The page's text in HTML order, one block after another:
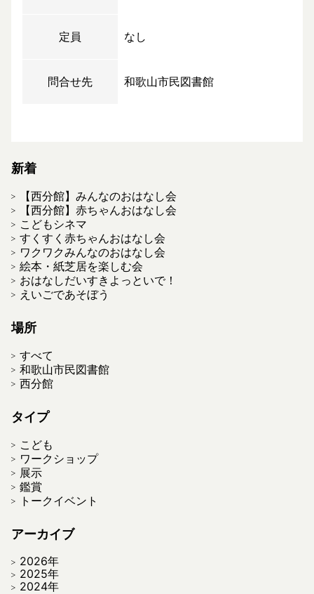
定員 なし
問合せ先 和歌山市民図書館
新着
【西分館】みんなのおはなし会
【西分館】赤ちゃんおはなし会
こどもシネマ
すくすく赤ちゃんおはなし会
ワクワクみんなのおはなし会
絵本・紙芝居を楽しむ会
おはなしだいすきよっといで！
えいごであそぼう
場所
すべて
和歌山市民図書館
西分館
タイプ
こども
ワークショップ
展示
鑑賞
トークイベント
アーカイブ
2026年
2025年
2024年